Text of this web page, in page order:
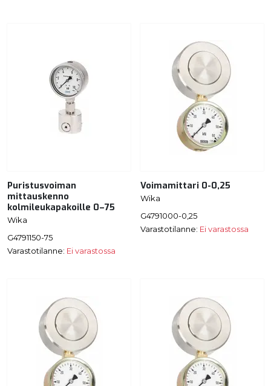
Puristusvoiman
mittauskenno
kolmileukapakoille 0–75
Wika
G4791150-75
Varastotilanne: Ei varastossa
Voimamittari 0-0,25
Wika
G4791000-0,25
Varastotilanne: Ei varastossa